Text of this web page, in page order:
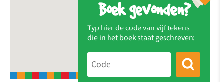
Boek gevonden?
Typ hier de code van vijf tekens
die in het boek staat geschreven: